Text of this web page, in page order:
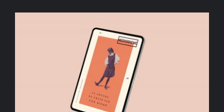
AÑADIR AL CARRITO /